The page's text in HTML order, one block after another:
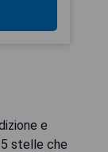
e
stelle che